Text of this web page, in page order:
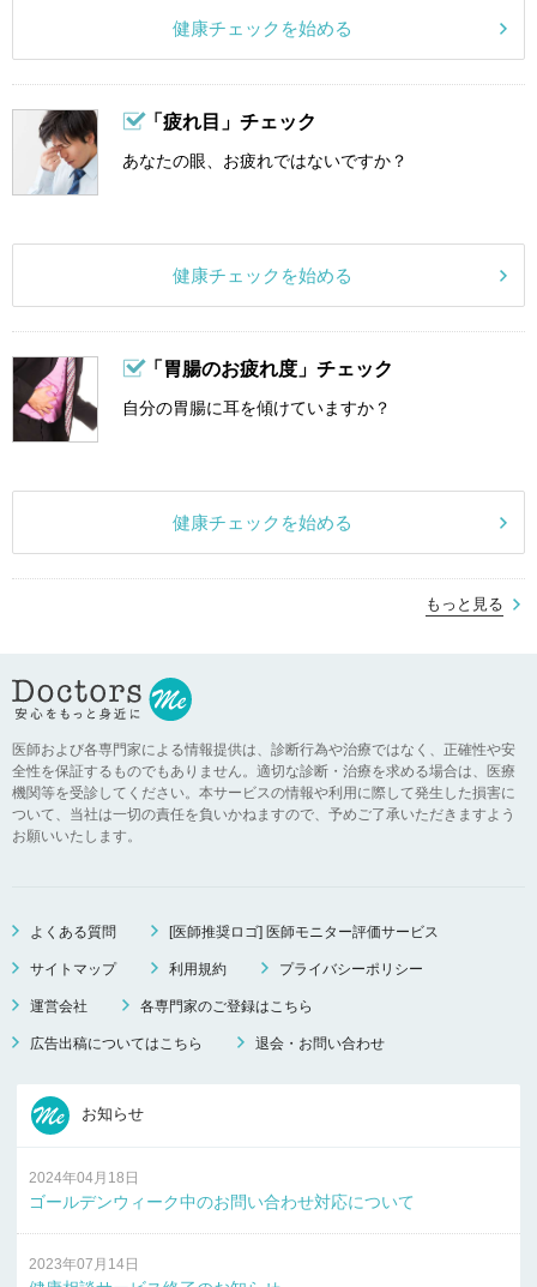
健康チェックを始める
「疲れ目」チェック
あなたの眼、お疲れではないですか？
健康チェックを始める
「胃腸のお疲れ度」チェック
自分の胃腸に耳を傾けていますか？
健康チェックを始める
もっと見る
医師および各専門家による情報提供は、診断行為や治療ではなく、正確性や安
全性を保証するものでもありません。適切な診断・治療を求める場合は、医療
機関等を受診してください。本サービスの情報や利用に際して発生した損害に
ついて、当社は一切の責任を負いかねますので、予めご了承いただきますよう
お願いいたします。
よくある質問 [医師推奨ロゴ] 医師モニター評価サービス
サイトマップ 利用規約 プライバシーポリシー
運営会社 各専門家のご登録はこちら
広告出稿についてはこちら 退会・お問い合わせ
お知らせ
2024年04月18日
ゴールデンウィーク中のお問い合わせ対応について
2023年07月14日